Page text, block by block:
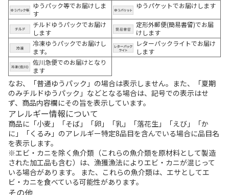
ゆうパック等でお届けしま
す
ゆうパケットでお届けします
チルドゆうパックでお届け
します
定形外郵便(簡易書留)でお届
けします
冷凍ゆうパックでお届けし
ます。
レターパックライトでお届け
します
佐川急便でのお届けとなり
ます
なお、「普通ゆうパック」の場合は表示しません。また、「夏期
のみチルドゆうパック」などとなる場合は、記号での表示はせ
ず、商品内容欄にその旨を表示しています。
アレルギー情報について
商品に「小麦」「そば」「卵」「乳」「落花生」「えび」「か
に」「くるみ」のアレルギー特定8品目を含んでいる場合に品目名
を表示します。
※エビ・カニを除く魚介類（これらの魚介類を原材料として製造
された加工品も含む）は、漁獲漁法によりエビ・カニが混じって
いる場合があります。 また、これらの魚介類は、エサとしてエ
ビ・カニを食べている可能性があります。
その他